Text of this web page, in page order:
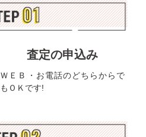
査定の申込み
ＷＥＢ・お電話のどちらからで
もＯＫです!